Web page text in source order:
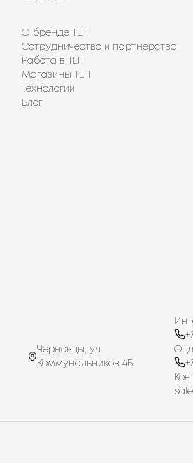
О бренде ТЕП
Сотрудничество и партнерство
Работа в ТЕП
Магазины ТЕП
Технологии
Блог
Черновцы, ул.
Коммунальников 4Б